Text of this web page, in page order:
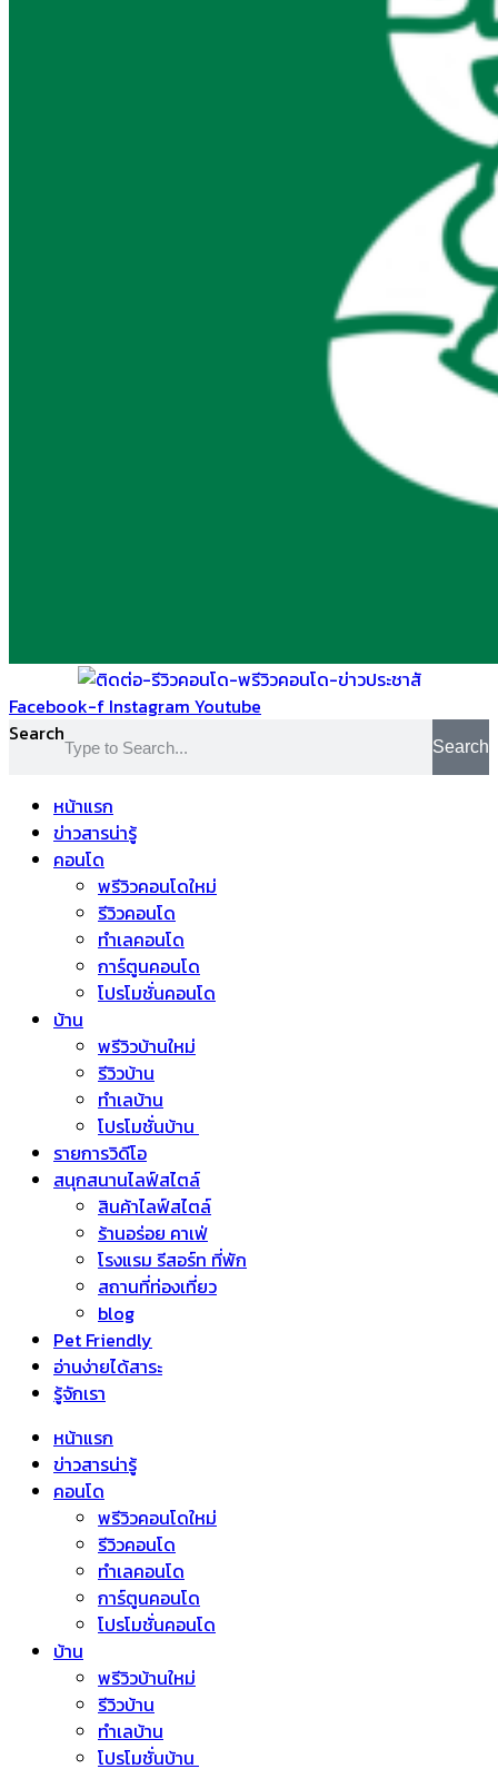
Facebook-f Instagram Youtube
Search
Search
หน้าแรก
ข่าวสารน่ารู้
คอนโด
พรีวิวคอนโดใหม่
รีวิวคอนโด
ทำเลคอนโด
การ์ตูนคอนโด
โปรโมชั่นคอนโด
บ้าน
พรีวิวบ้านใหม่
รีวิวบ้าน
ทำเลบ้าน
โปรโมชั่นบ้าน
รายการวิดีโอ
สนุกสนานไลฟ์สไตล์
สินค้าไลฟ์สไตล์
ร้านอร่อย คาเฟ่
โรงแรม รีสอร์ท ที่พัก
สถานที่ท่องเที่ยว
blog
Pet Friendly
อ่านง่ายได้สาระ
รู้จักเรา
หน้าแรก
ข่าวสารน่ารู้
คอนโด
พรีวิวคอนโดใหม่
รีวิวคอนโด
ทำเลคอนโด
การ์ตูนคอนโด
โปรโมชั่นคอนโด
บ้าน
พรีวิวบ้านใหม่
รีวิวบ้าน
ทำเลบ้าน
โปรโมชั่นบ้าน